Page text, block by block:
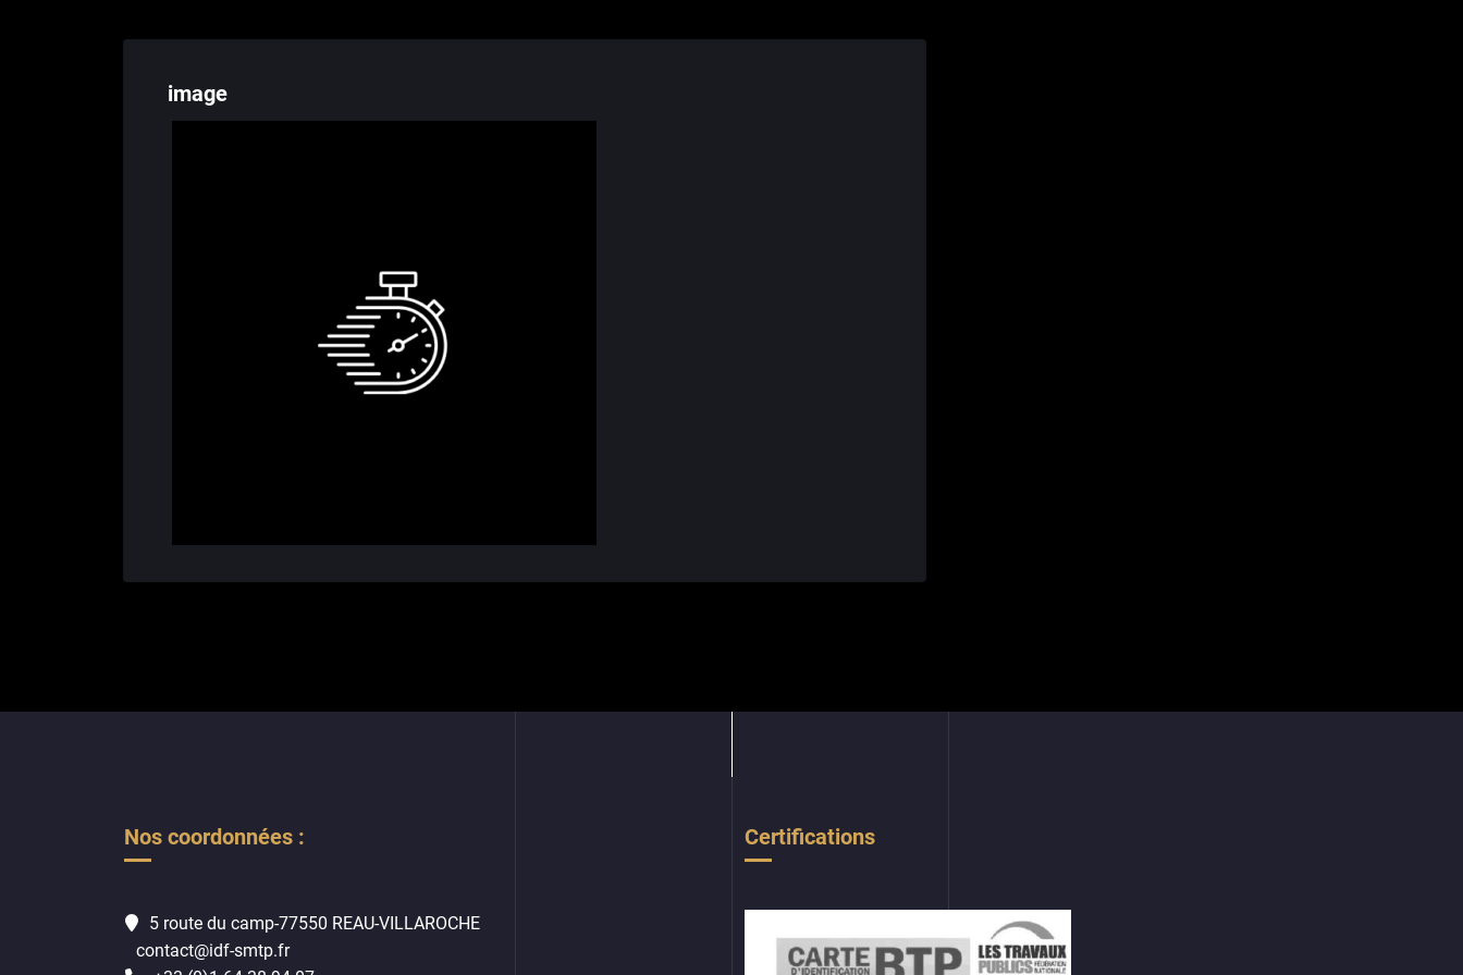
image
Nos coordonnées :
5 route du camp-77550 REAU-VILLAROCHE
contact@idf-smtp.fr
Certifications